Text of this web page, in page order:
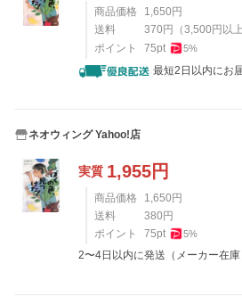
商品価格 1,650 円
送料
370 円 （3,500 円以
ポイント
75pt 5%
最短2日以内にお
ネオウィング Yahoo!店
実質 1,955円
商品価格 1,650 円
送料
380 円
ポイント
75pt 5%
2〜4日以内に発送（メーカー在庫